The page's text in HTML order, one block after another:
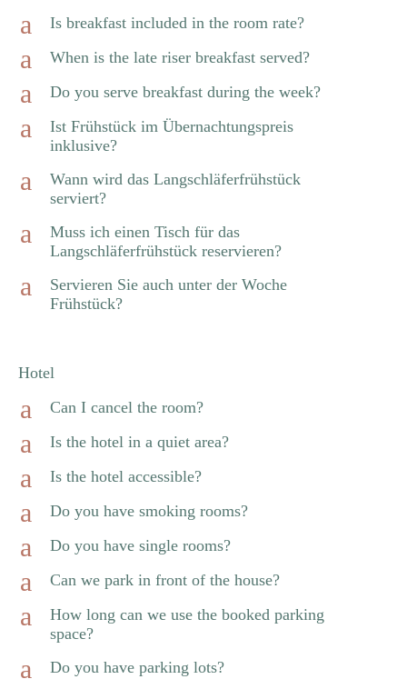
a Is breakfast included in the room rate?
a When is the late riser breakfast served?
a Do you serve breakfast during the week?
a
Ist Frühstück im Übernachtungspreis
inklusive?
a
Wann wird das Langschläferfrühstück
serviert?
a
Muss ich einen Tisch für das
Langschläferfrühstück reservieren?
a
Servieren Sie auch unter der Woche
Frühstück?
Hotel
a Can I cancel the room?
a Is the hotel in a quiet area?
a Is the hotel accessible?
a Do you have smoking rooms?
a Do you have single rooms?
a Can we park in front of the house?
a
How long can we use the booked parking
space?
a Do you have parking lots?